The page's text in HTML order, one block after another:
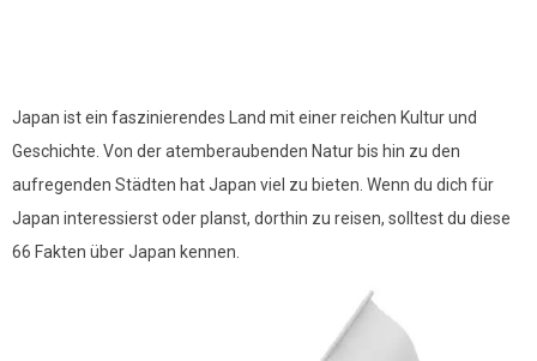
Japan ist ein faszinierendes Land mit einer reichen Kultur und
Geschichte. Von der atemberaubenden Natur bis hin zu den
aufregenden Städten hat Japan viel zu bieten. Wenn du dich für
Japan interessierst oder planst, dorthin zu reisen, solltest du diese
66 Fakten über Japan kennen.